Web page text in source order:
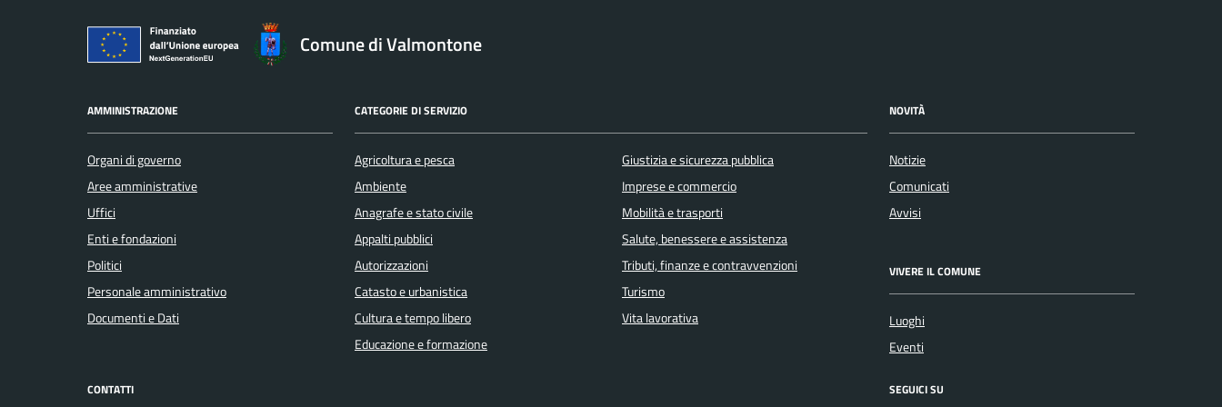
Comune di Valmontone
AMMINISTRAZIONE
Organi di governo
Aree amministrative
Uffici
Enti e fondazioni
Politici
Personale amministrativo
Documenti e Dati
CATEGORIE DI SERVIZIO
Agricoltura e pesca
Ambiente
Anagrafe e stato civile
Appalti pubblici
Autorizzazioni
Catasto e urbanistica
Cultura e tempo libero
Educazione e formazione
Giustizia e sicurezza pubblica
Imprese e commercio
Mobilità e trasporti
Salute, benessere e assistenza
Tributi, finanze e contravvenzioni
Turismo
Vita lavorativa
NOVITÀ
Notizie
Comunicati
Avvisi
VIVERE IL COMUNE
Luoghi
Eventi
CONTATTI SEGUICI SU